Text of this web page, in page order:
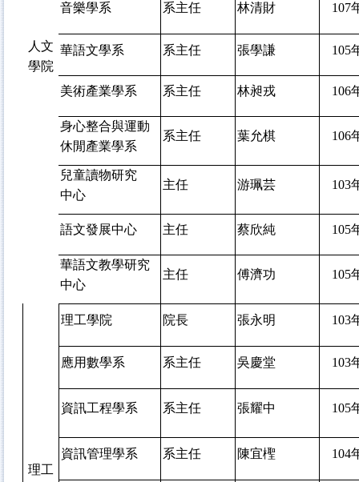
人文
學院
音樂學系 系主任 林清財 107
華語文學系 系主任 張學謙 105
美術產業學系 系主任 林昶戎 106
身心整合與運動
休閒產業學系
系主任 葉允棋 106
兒童讀物研究
中心
主任 游珮芸 103
語文發展中心 主任 蔡欣純 105
華語文教學研究
中心
主任 傅濟功 105
理工
理工學院 院長 張永明 103
應用數學系 系主任 吳慶堂 103
資訊工程學系 系主任 張耀中 105
資訊管理學系 系主任 陳宜檉 104